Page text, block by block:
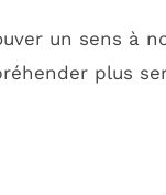
un sens à
plus